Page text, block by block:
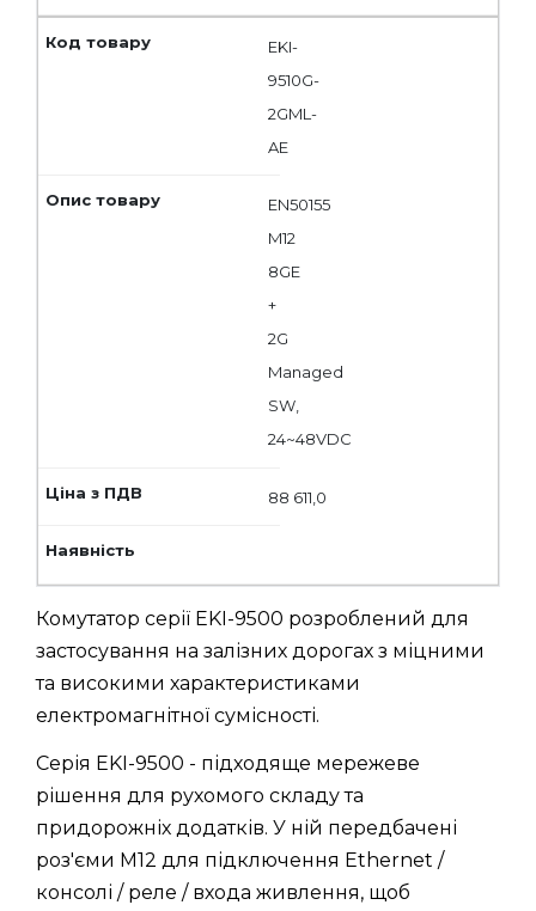
EKI-
9510G-
2GML-
AE
EN50155
M12
8GE
+
2G
Managed
SW,
24~48VDC
88 611,0
Комутатор серії EKI-9500 розроблений для
застосування на залізних дорогах з міцними
та високими характеристиками
електромагнітної сумісності.
Серія EKI-9500 - підходяще мережеве
рішення для рухомого складу та
придорожніх додатків. У ній передбачені
роз'єми M12 для підключення Ethernet /
консолі / реле / входа живлення, щоб